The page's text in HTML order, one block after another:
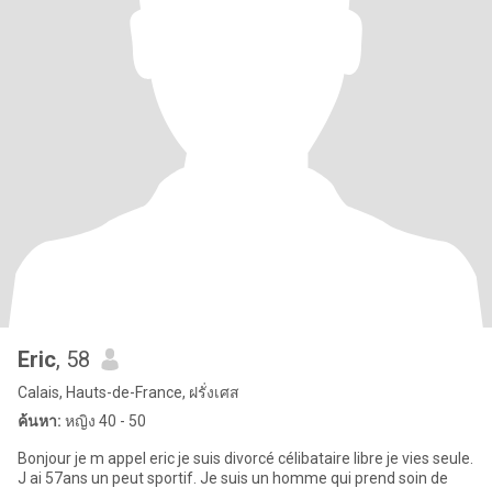
Eric, 58
Calais, Hauts-de-France, ฝรั่งเศส
ค้นหา: หญิง 40 - 50
Bonjour je m appel eric je suis divorcé célibataire libre je vies seule.
J ai 57ans un peut sportif. Je suis un homme qui prend soin de